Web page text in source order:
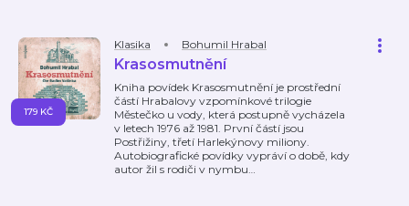
Klasika Bohumil Hrabal
Krasosmutnění
Kniha povídek Krasosmutnění je prostřední
částí Hrabalovy vzpomínkové trilogie
Městečko u vody, která postupně vycházela
v letech 1976 až 1981. První částí jsou
Postřižiny, třetí Harlekýnovy miliony.
Autobiografické povídky vypráví o době, kdy
autor žil s rodiči v nymbu…
179 KČ